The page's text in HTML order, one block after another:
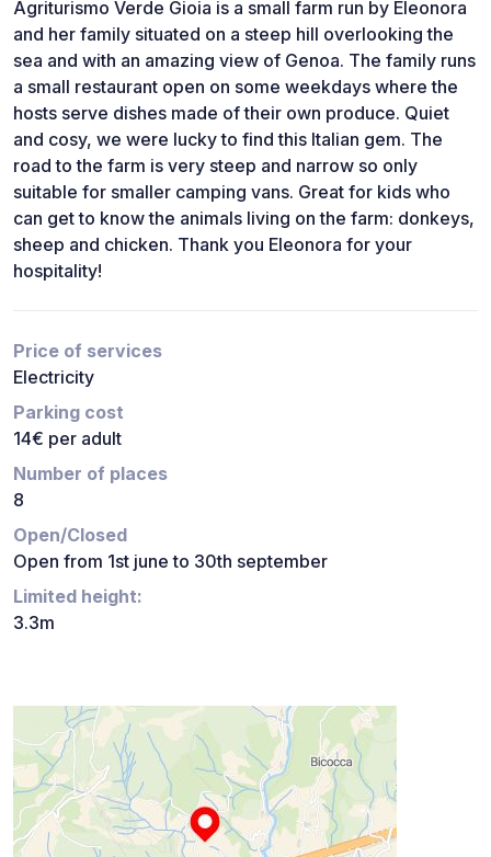
Agriturismo Verde Gioia is a small farm run by Eleonora
and her family situated on a steep hill overlooking the
sea and with an amazing view of Genoa. The family runs
a small restaurant open on some weekdays where the
hosts serve dishes made of their own produce. Quiet
and cosy, we were lucky to find this Italian gem. The
road to the farm is very steep and narrow so only
suitable for smaller camping vans. Great for kids who
can get to know the animals living on the farm: donkeys,
sheep and chicken. Thank you Eleonora for your
hospitality!
Price of services
Electricity
Parking cost
14€ per adult
Number of places
8
Open/Closed
Open from 1st june to 30th september
Limited height:
3.3m